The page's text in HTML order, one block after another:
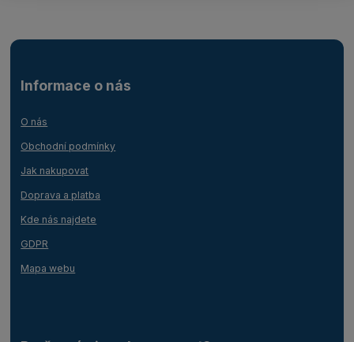
Informace o nás
O nás
Obchodní podmínky
Jak nakupovat
Doprava a platba
Kde nás najdete
GDPR
Mapa webu